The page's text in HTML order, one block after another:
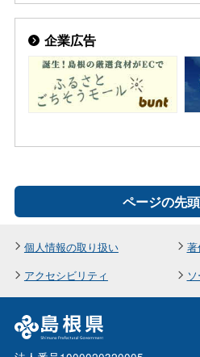
企業広告
ページの先
個人情報の取り扱い
アクセシビリティ